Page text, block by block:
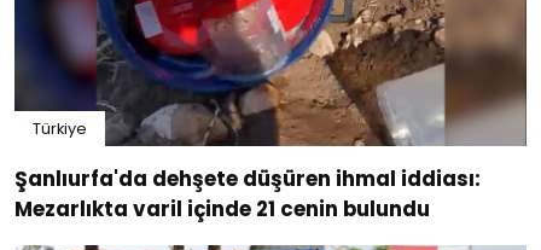
Türkiye
Şanlıurfa'da dehşete düşüren ihmal iddiası:
Mezarlıkta varil içinde 21 cenin bulundu